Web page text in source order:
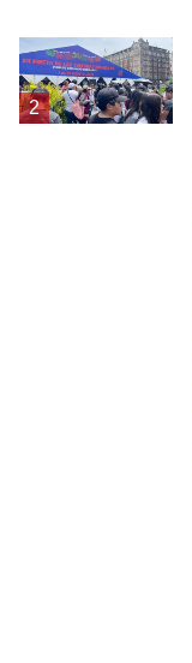
2